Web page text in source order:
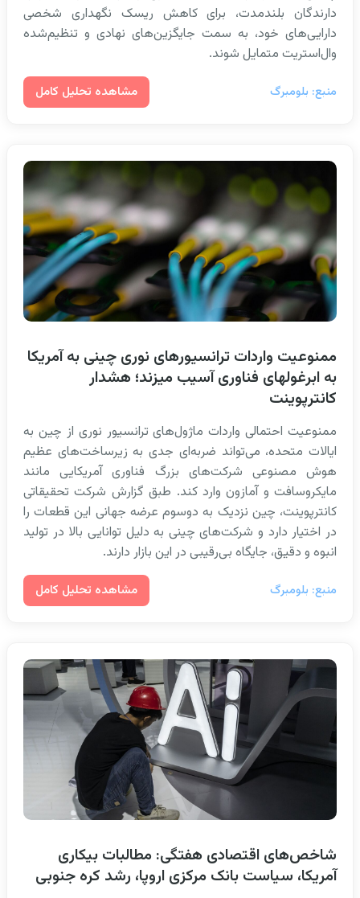
دارندگان بلندمدت، برای کاهش ریسک نگهداری شخصی
دارایی‌های خود، به سمت جایگزین‌های نهادی و تنظیم‌شده
وال‌استریت متمایل شوند.
منبع: بلومبرگ مشاهده تحلیل کامل
ممنوعیت واردات ترانسیورهای نوری چینی به آمریکا
به ابرغولهای فناوری آسیب میزند؛ هشدار
کانترپوینت
ممنوعیت احتمالی واردات ماژول‌های ترانسیور نوری از چین به
ایالات متحده، می‌تواند ضربه‌ای جدی به زیرساخت‌های عظیم
هوش مصنوعی شرکت‌های بزرگ فناوری آمریکایی مانند
مایکروسافت و آمازون وارد کند. طبق گزارش شرکت تحقیقاتی
کانترپوینت، چین نزدیک به دو‌سوم عرضه جهانی این قطعات را
در اختیار دارد و شرکت‌های چینی به دلیل توانایی بالا در تولید
انبوه و دقیق، جایگاه بی‌رقیبی در این بازار دارند.
منبع: بلومبرگ مشاهده تحلیل کامل
شاخص‌های اقتصادی هفتگی: مطالبات بیکاری
آمریکا، سیاست بانک مرکزی اروپا، رشد کره جنوبی